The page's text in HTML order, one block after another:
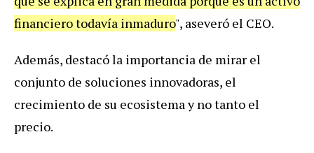
financiero todavía inmaduro", aseveró el CEO.
Además, destacó la importancia de mirar el
conjunto de soluciones innovadoras, el
crecimiento de su ecosistema y no tanto el
precio.